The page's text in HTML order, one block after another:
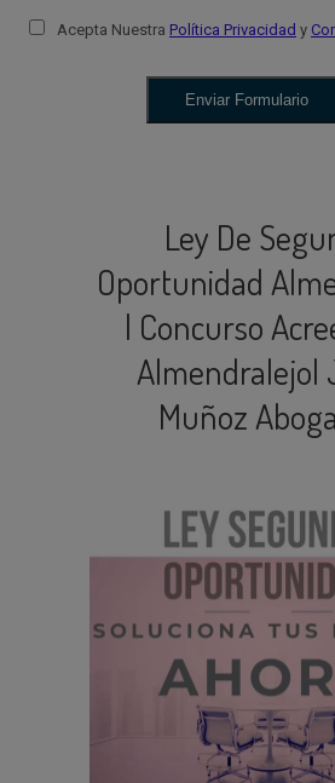
Acepta Nuestra Política Privacidad y
Ley De
Oportunidad
| Concurso
Almendralejo|
Muñoz